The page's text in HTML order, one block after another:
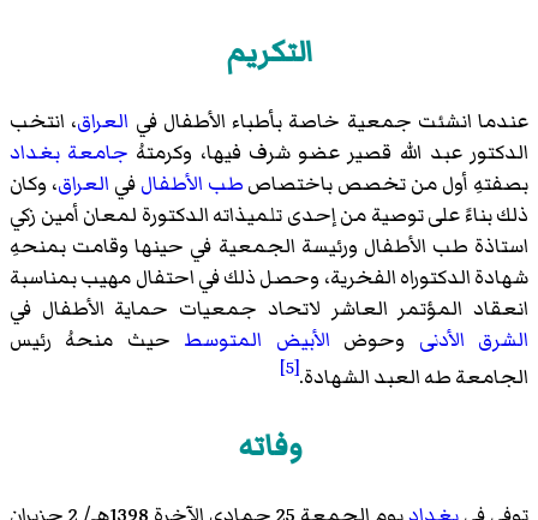
التكريم
عندما انشئت جمعية خاصة بأطباء الأطفال في العراق، انتخب
الدكتور عبد الله قصير عضو شرف فيها، وكرمتهُ جامعة بغداد
بصفتهِ أول من تخصص باختصاصطب الأطفالفي العراق، وكان
ذلك بناءً على توصية من إحدى تلميذاته الدكتورة لمعان أمين زكي
استاذة طب الأطفال ورئيسة الجمعية في حينها وقامت بمنحهِ
شهادة الدكتوراه الفخرية، وحصل ذلك في احتفال مهيب بمناسبة
انعقاد المؤتمر العاشر لاتحاد جمعيات حماية الأطفال في
الشرق الأدنى وحوض الأبيض المتوسط حيث منحهُ رئيس
الجامعة طه العبد الشهادة.[5]
وفاته